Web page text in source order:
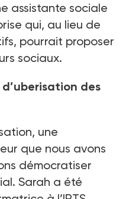
assistante sociale
qui, au lieu de
pourrait proposer
sociaux.
des
une
que nous avons
démocratiser
Sarah a été